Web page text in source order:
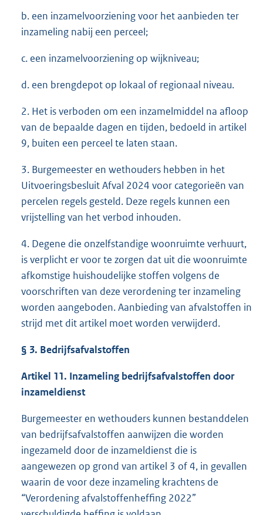
b. een inzamelvoorziening voor het aanbieden ter
inzameling nabij een perceel;
c. een inzamelvoorziening op wijkniveau;
d. een brengdepot op lokaal of regionaal niveau.
2. Het is verboden om een inzamelmiddel na afloop
van de bepaalde dagen en tijden, bedoeld in artikel
9, buiten een perceel te laten staan.
3. Burgemeester en wethouders hebben in het
Uitvoeringsbesluit Afval 2024 voor categorieën van
percelen regels gesteld. Deze regels kunnen een
vrijstelling van het verbod inhouden.
4. Degene die onzelfstandige woonruimte verhuurt,
is verplicht er voor te zorgen dat uit die woonruimte
afkomstige huishoudelijke stoffen volgens de
voorschriften van deze verordening ter inzameling
worden aangeboden. Aanbieding van afvalstoffen in
strijd met dit artikel moet worden verwijderd.
§ 3. Bedrijfsafvalstoffen
Artikel 11. Inzameling bedrijfsafvalstoffen door
inzameldienst
Burgemeester en wethouders kunnen bestanddelen
van bedrijfsafvalstoffen aanwijzen die worden
ingezameld door de inzameldienst die is
aangewezen op grond van artikel 3 of 4, in gevallen
waarin de voor deze inzameling krachtens de
“Verordening afvalstoffenheffing 2022”